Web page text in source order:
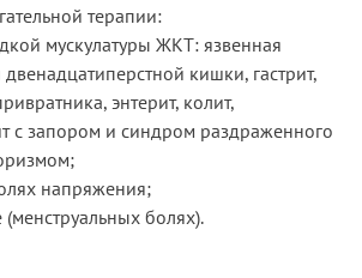
терапии:
мускулатуры ЖКТ: язвенная
кишки, гастрит,
энтерит, колит,
с запором и синдром раздраженного
напряжения;
болях).